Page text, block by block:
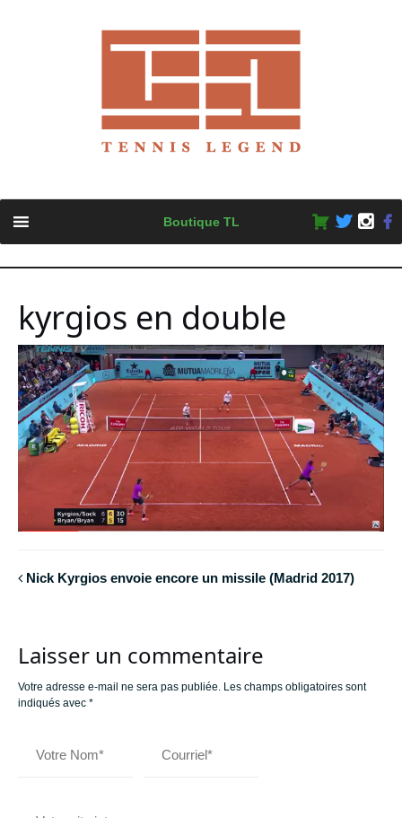
content
Boutique TL
kyrgios en double
Nick Kyrgios envoie encore un missile (Madrid 2017)
Laisser un commentaire
Votre adresse e-mail ne sera pas publiée. Les champs obligatoires sont
indiqués avec *